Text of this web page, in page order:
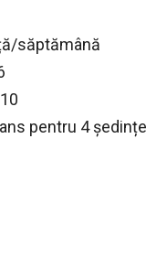
săptămână
pentru 4 ședințe